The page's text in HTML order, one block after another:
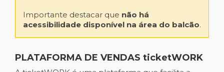
Importante destacar que não h
acessibilidade disponível na área do balcão.
PLATAFORMA DE VENDAS ticketWORK